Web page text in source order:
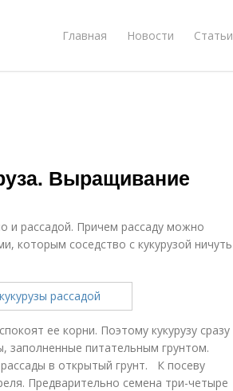
Главная Новости Статьи
Выращивание
и рассадой. Причем рассаду можно
которым соседство с кукурузой ничуть
ее корни. Поэтому кукурузу сразу
заполненные питательным грунтом.
в открытый грунт. К посеву
Предварительно семена три-четыре